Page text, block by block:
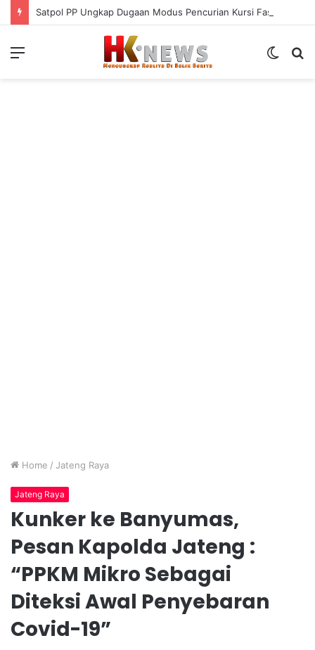
Menu
Switch
Home / Jateng Raya
Jateng Raya
Kunker ke Banyumas,
Pesan Kapolda Jateng :
“PPKM Mikro Sebagai
Diteksi Awal Penyebaran
Covid-19”